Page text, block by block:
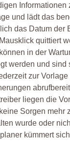
Informationen
und lädt das
das Datum der
quittiert
in der
werden und sind
zur
liegen die
Sorgen mehr
wurde oder
kümmert